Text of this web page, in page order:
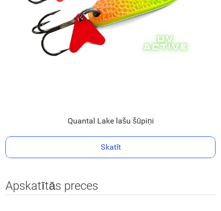
Quantal Lake lašu šūpiņi
Skatīt
Apskatītās preces